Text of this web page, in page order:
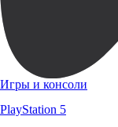
Игры и консоли
PlayStation 5